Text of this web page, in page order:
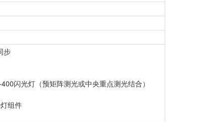
步
闪光灯（预矩阵测光或中央重点测光结合）
组件